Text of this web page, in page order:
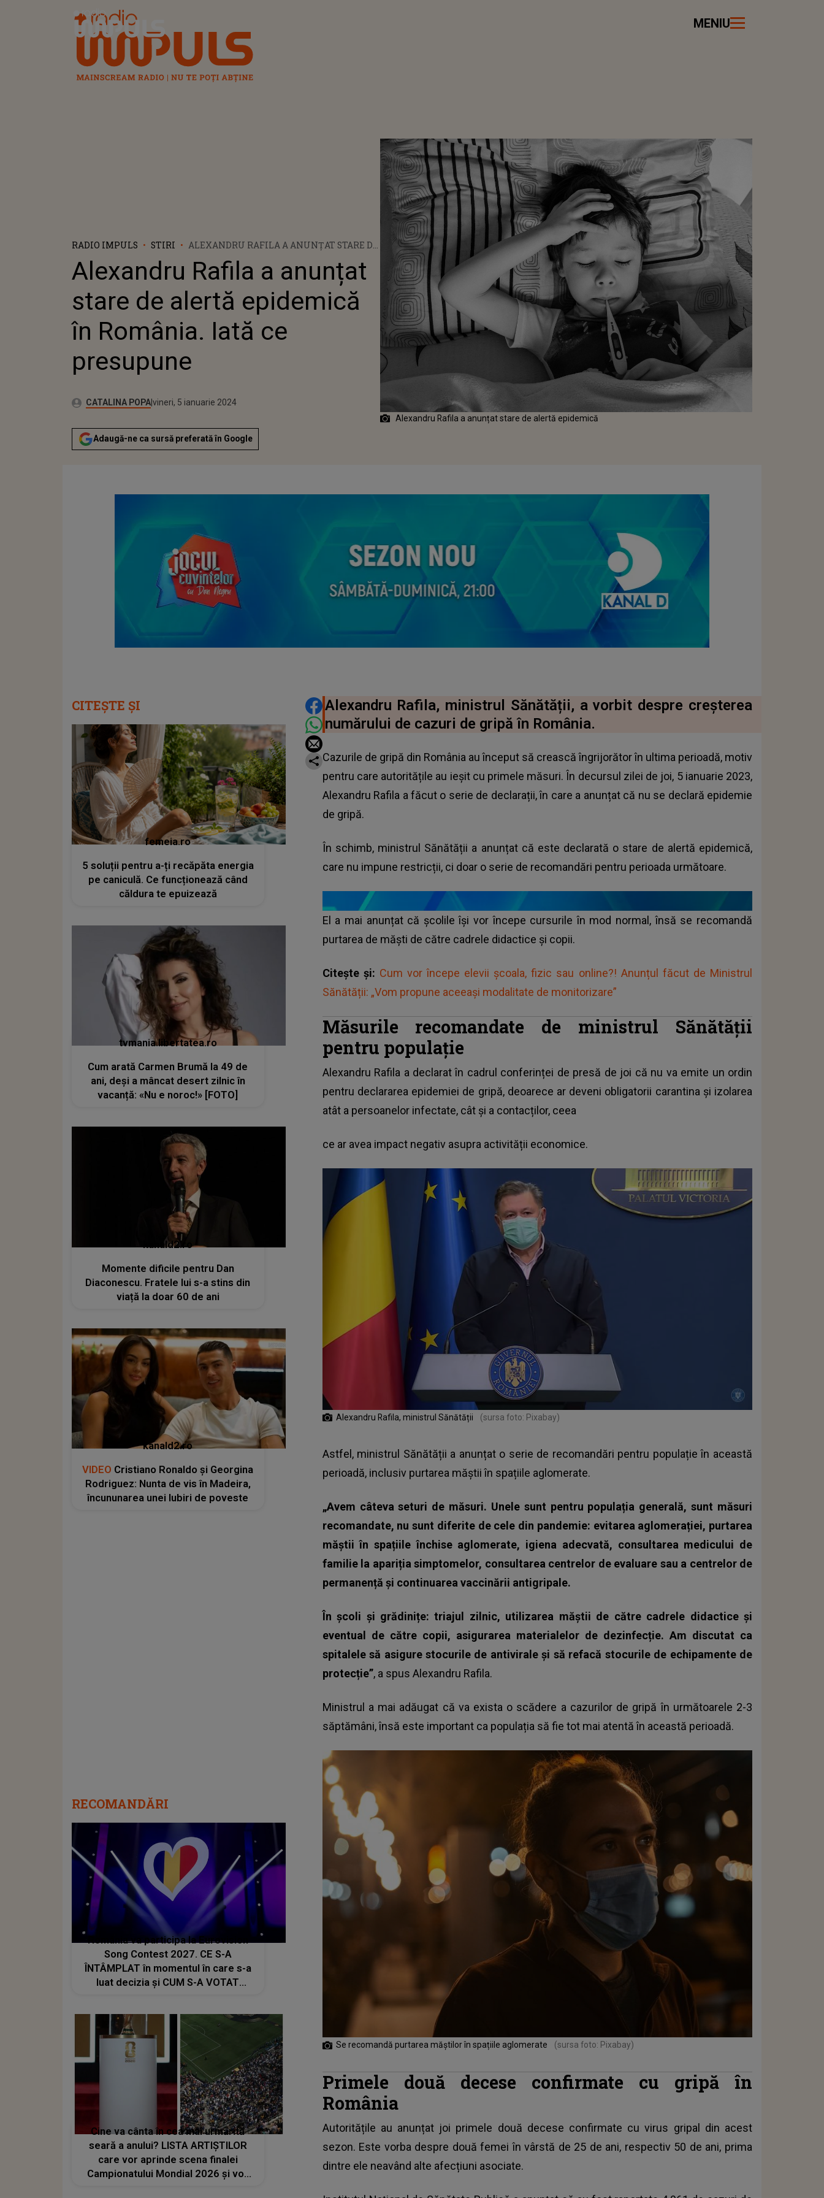
Radio Impuls MENIU
RADIO IMPULS STIRI
ALEXANDRU RAFILA A ANUNȚAT STARE DE
PRESUPUNE
Alexandru Rafila a anunțat
stare de alertă epidemică
în România. Iată ce
presupune
Autor:CATALINA POPAPublicat:
joi, 5 ianuarie 2023
Actualizat:
vineri, 5 ianuarie 2024
Adaugă-ne ca sursă preferată în Google
Alexandru Rafila a anunțat stare de alertă epidemică
DISTRIBUIE ARTICOLUL
Alexandru Rafila, ministrul Sănătății, a vorbit despre creșterea
numărului de cazuri de gripă în România.
Cazurile de gripă din România au început să crească îngrijorător în ultima perioadă, motiv
pentru care autoritățile au ieșit cu primele măsuri. În decursul zilei de joi, 5 ianuarie 2023,
Alexandru Rafila a făcut o serie de declarații, în care a anunțat că nu se declară epidemie
de gripă.
În schimb, ministrul Sănătății a anunțat că este declarată o stare de alertă epidemică,
care nu impune restricții, ci doar o serie de recomandări pentru perioada următoare.
El a mai anunțat că școlile își vor începe cursurile în mod normal, însă se recomandă
purtarea de măști de către cadrele didactice și copii.
Citește și: Cum vor începe elevii școala, fizic sau online?! Anunțul făcut de Ministrul
Sănătății: „Vom propune aceeaşi modalitate de monitorizare”
Măsurile recomandate de ministrul Sănătății
pentru populație
Alexandru Rafila a declarat în cadrul conferinței de presă de joi că nu va emite un ordin
pentru declararea epidemiei de gripă, deoarece ar deveni obligatorii carantina și izolarea
atât a persoanelor infectate, cât și a contacților, ceea
ce ar avea impact negativ asupra activității economice.
Alexandru Rafila, ministrul Sănătății (sursa foto: Pixabay)
Astfel, ministrul Sănătății a anunțat o serie de recomandări pentru populație în această
perioadă, inclusiv purtarea măștii în spațiile aglomerate.
„Avem câteva seturi de măsuri. Unele sunt pentru populația generală, sunt măsuri
recomandate, nu sunt diferite de cele din pandemie: evitarea aglomerației, purtarea
măștii în spațiile închise aglomerate, igiena adecvată, consultarea medicului de
familie la apariția simptomelor, consultarea centrelor de evaluare sau a centrelor de
permanență și continuarea vaccinării antigripale.
În școli și grădinițe: triajul zilnic, utilizarea măștii de către cadrele didactice și
eventual de către copii, asigurarea materialelor de dezinfecție. Am discutat ca
spitalele să asigure stocurile de antivirale și să refacă stocurile de echipamente de
protecție”, a spus Alexandru Rafila.
Ministrul a mai adăugat că va exista o scădere a cazurilor de gripă în următoarele 2-3
săptămâni, însă este important ca populația să fie tot mai atentă în această perioadă.
Se recomandă purtarea măștilor în spațiile aglomerate (sursa foto: Pixabay)
Primele două decese confirmate cu gripă în
România
Autoritățile au anunțat joi primele două decese confirmate cu virus gripal din acest
sezon. Este vorba despre două femei în vârstă de 25 de ani, respectiv 50 de ani, prima
dintre ele neavând alte afecțiuni asociate.
CITEȘTE ȘI
femeia.ro
5 soluții pentru a-ți recăpăta energia
pe caniculă. Ce funcționează când
căldura te epuizează
tvmania.libertatea.ro
Cum arată Carmen Brumă la 49 de
ani, deși a mâncat desert zilnic în
vacanță: «Nu e noroc!» [FOTO]
kanald2.ro
Momente dificile pentru Dan
Diaconescu. Fratele lui s-a stins din
viață la doar 60 de ani
kanald2.ro
VIDEO Cristiano Ronaldo și Georgina
Rodriguez: Nunta de vis în Madeira,
încununarea unei Iubiri de poveste
RECOMANDĂRI
România va participa la Eurovision
Song Contest 2027. CE S-A
ÎNTÂMPLAT în momentul în care s-a
luat decizia și CUM S-A VOTAT
Cine va cânta în cea mai urmărită
seară a anului? LISTA ARTIȘTILOR
care vor aprinde scena finalei
Campionatului Mondial 2026 și vor